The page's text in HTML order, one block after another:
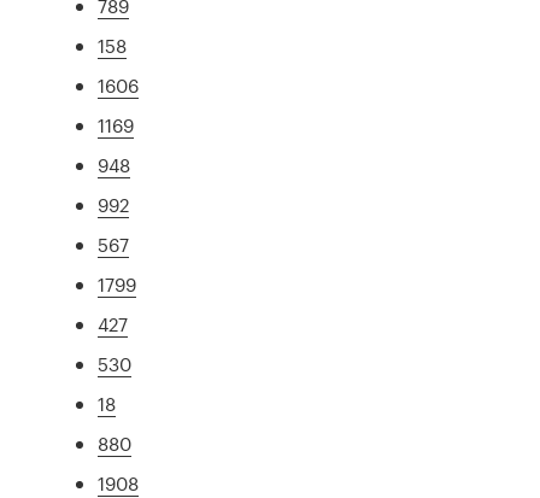
789
158
1606
1169
948
992
567
1799
427
530
18
880
1908